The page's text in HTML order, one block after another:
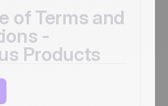
of Terms and
-
Products